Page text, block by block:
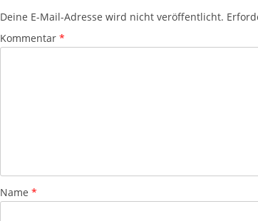
Deine E-Mail-Adresse wird nicht veröffentlicht.
Kommentar *
Name *